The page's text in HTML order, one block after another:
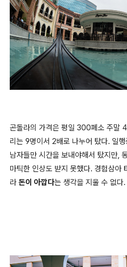
곤돌라의 가격은 평일 300페소 주말
리는 9명이서 2배로 나누어 탔다. 일
남자들만 시간을 보내야해서 탔지만,
마틱한 인상도 받지 못했다. 경험삼아
라 돈이 아깝다는 생각을 지울 수 없다.